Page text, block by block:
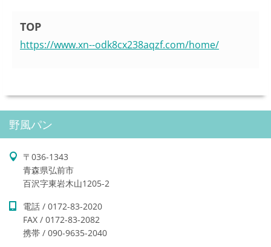
TOP
https://www.xn--odk8cx238aqzf.com/home/
野風パン
〒036-1343
青森県弘前市
百沢字東岩木山1205-2
電話 / 0172-83-2020
FAX / 0172-83-2082
携帯 / 090-9635-2040